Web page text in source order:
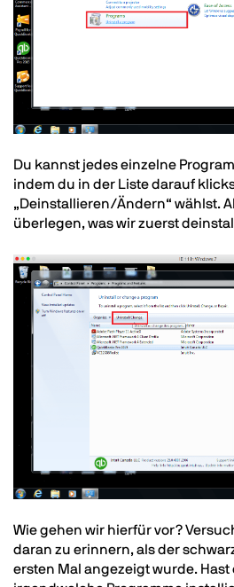
Text
Du kannst jedes einzelne
indem du in der Liste darauf
„Deinstallieren/Ändern“ wählst.
überlegen, was wir zuerst
Image
Text
Wie gehen wir hierfür vor?
daran zu erinnern, als der
ersten Mal angezeigt wurde. Hast